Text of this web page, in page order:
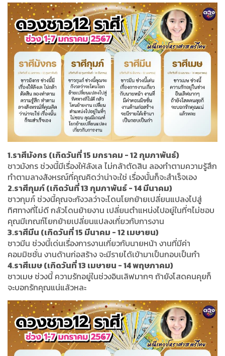
1.ราศีมังกร (เกิดวันที่ 15 มกราคม - 12 กุมภาพันธ์)
ชาวมังกร ช่วงนี้มีเรื่องให้ลังเล ไม่กล้าตัดสิน ลองทำตามความรู้สึก
ทำตามลางสังหรณ์ที่คุณคิดว่าน่าจะใช่ เรื่องนั้นก็จะสำเร็จเอง
2.ราศีกุมภ์ (เกิดวันที่ 13 กุมภาพันธ์ - 14 มีนาคม)
ชาวกุมภ์ ช่วงนี้คุณจะกังวลว่าจะโดนโยกย้ายเปลี่ยนแปลงไปสู่
ทิศทางที่ไม่ดี กลัวโดนย้ายงาน เปลี่ยนตำแหน่งไปอยู่ในที่ๆไม่ชอบ
คุณมีเกณฑ์โยกย้ายเปลี่ยนแปลงเกี่ยวกับการงาน
3.ราศีมีน (เกิดวันที่ 15 มีนาคม - 12 เมษายน)
ชาวมีน ช่วงนี้เด่นเรื่องการงานเกี่ยวกับนายหน้า งานที่มีค่า
คอมมิชชั่น งานด้านก่อสร้าง จะมีรายได้เข้ามาเป็นกอบเป็นกำ
4.ราศีเมษ (เกิดวันที่ 13 เมษายน - 14 พฤษภาคม)
ชาวเมษ ช่วงนี้ ความรักอยู่ในช่วงอินเลิฟมากๆ ถ้ายังโสดคนคุยก็
จะบอกรักคุณแน่แล้วหละ